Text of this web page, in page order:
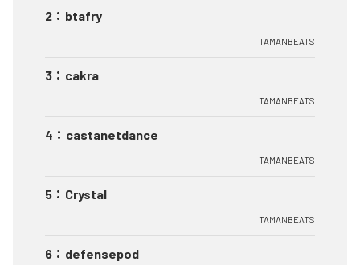
2 ： btafry
TAMANBEATS
3 ： cakra
TAMANBEATS
4 ： castanetdance
TAMANBEATS
5 ： Crystal
TAMANBEATS
6 ： defensepod